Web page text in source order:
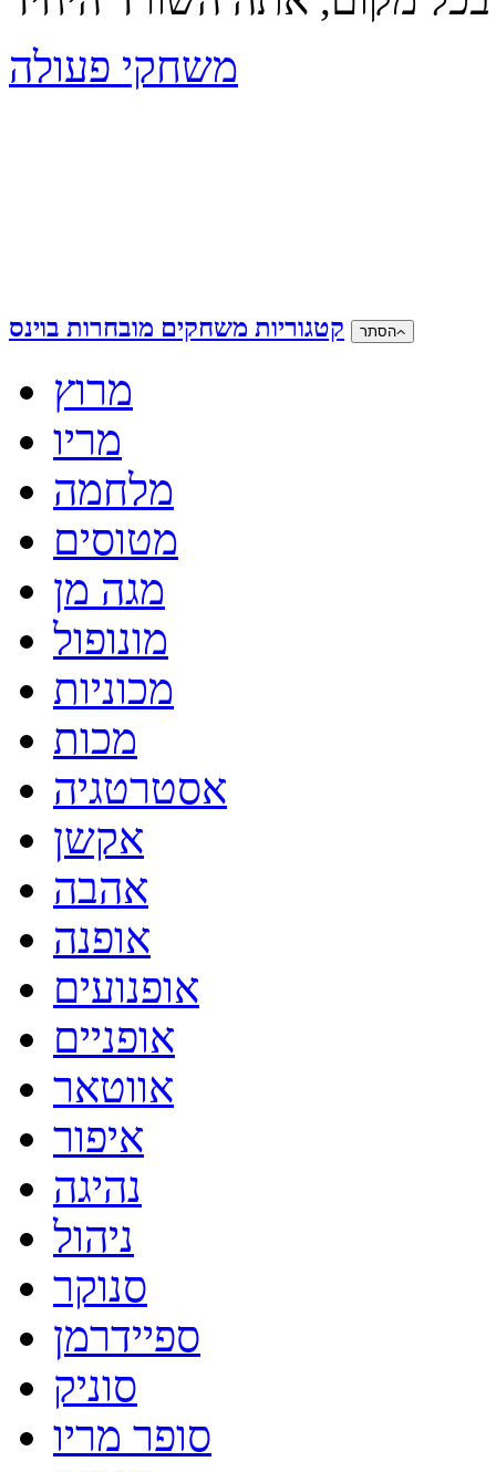
משחקי פעולה
קטגוריות משחקים מובחרות בוינס הסתר
מרוץ
מריו
מלחמה
מטוסים
מגה מן
מונופול
מכוניות
מכות
אסטרטגיה
אקשן
אהבה
אופנה
אופנועים
אופניים
אווטאר
איפור
נהיגה
ניהול
סנוקר
ספיידרמן
סוניק
סופר מריו